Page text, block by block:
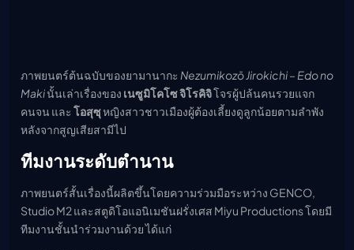
ภาพยนตร์ต้นฉบับของยามานากะ Nezumikozō Jirokichi – Edo no
Makiนั้นเล่าเรื่องของ เนซูมิโคโซ จิโรคิจิโจรผู้ปล้นคนรวยแจก
คนจน และ โอสุซุหญิงสาวชาวเมืองผู้ต้องเลี้ยงดูลูกน้อยตามลำพัง
หลังจากสูญเสียสามีไป
ทีมงานระดับตำนาน
ภาพยนตร์สั้นเรื่องนี้ผลิตขึ้นโดยความร่วมมือระหว่าง GENCO,
Studio M2 และสตูดิโอแอนิเมชันฝรั่งเศส Miyu Productions โดยมี
ทีมงานชั้นนำร่วมงานด้วย ได้แก่